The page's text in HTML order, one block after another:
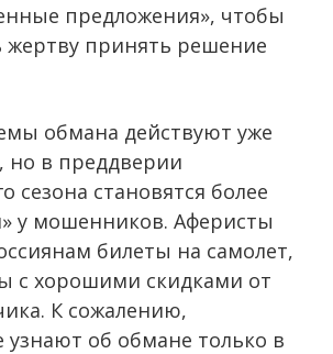
предложения», чтобы
жертву принять решение
обмана действуют уже
но в преддверии
сезона становятся более
у мошенников. Аферисты
билеты на самолет,
с хорошими скидками от
К сожалению,
узнают об обмане только в